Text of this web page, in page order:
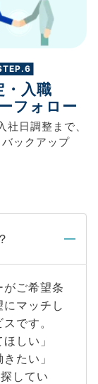
・入職
フォロー
社日調整まで、
ックアップ
ご希望条
マッチし
です。
しい」
たい」
してい